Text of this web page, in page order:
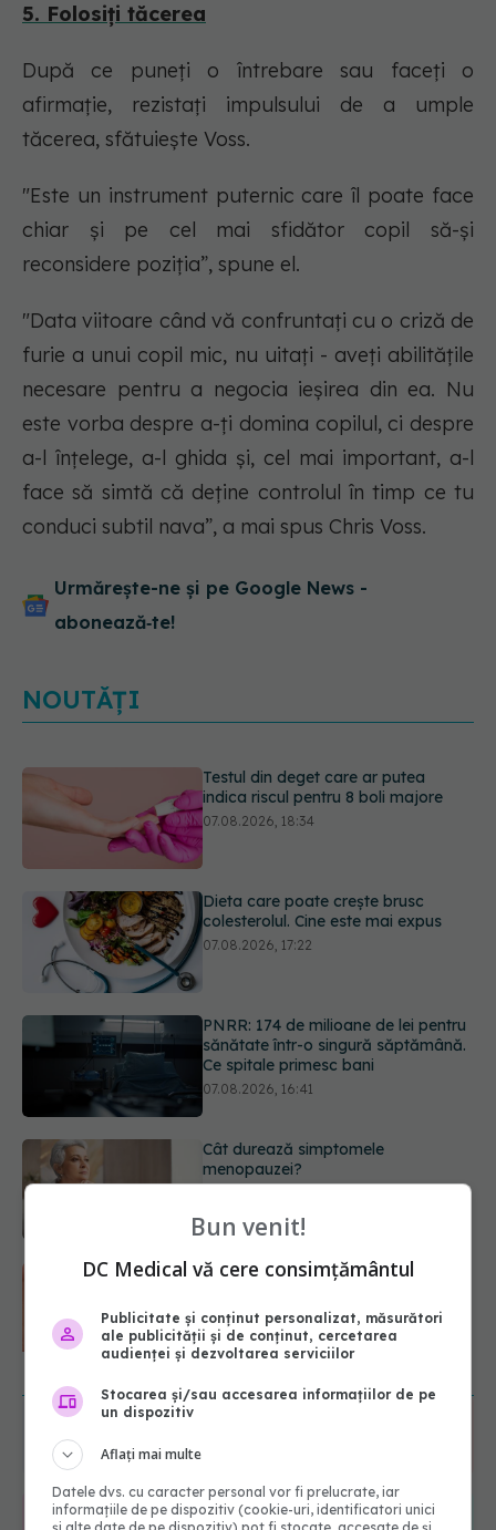
5. Folosiți tăcerea
După ce puneți o întrebare sau faceți o
afirmație, rezistați impulsului de a umple
tăcerea, sfătuiește Voss.
"Este un instrument puternic care îl poate face
chiar și pe cel mai sfidător copil să-și
reconsidere poziția”, spune el.
"Data viitoare când vă confruntați cu o criză de
furie a unui copil mic, nu uitați - aveți abilitățile
necesare pentru a negocia ieșirea din ea. Nu
este vorba despre a-ți domina copilul, ci despre
a-l înțelege, a-l ghida și, cel mai important, a-l
face să simtă că deține controlul în timp ce tu
conduci subtil nava”, a mai spus Chris Voss.
Urmărește-ne și pe Google News -
abonează‑te!
NOUTĂȚI
Dieta care poate crește brusc
colesterolul. Cine este mai expus
07.08.2026, 17:22
PNRR: 174 de milioane de lei pentru
sănătate într-o singură săptămână.
Ce spitale primesc bani
Cât durează simptomele
menopauzei?
07.08.2026, 15:14
Ți-ai mărit buzele? Cele 4 greșeli
care pot strica rezultatul după
injectarea cu acid hialuronic
Testul din deget care ar putea
07.08.2026, 18:34
URMĂREȘTE-NE ȘI PE:
URMĂRITORI
Bun venit!
DC Medical vă cere consimțământul
Publicitate și conținut personalizat, măsurători
ale publicității și de conținut, cercetarea
audienței și dezvoltarea serviciilor
Stocarea și/sau accesarea informațiilor de pe
un dispozitiv
Aflați mai multe
Datele dvs. cu caracter personal vor fi prelucrate, iar
informațiile de pe dispozitiv (cookie-uri, identificatori unici